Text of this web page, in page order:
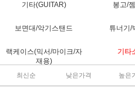
기타(GUITAR) 봉고/
보면대/악기스탠드 튜너기/
랙케이스(믹서/마이크/자
재용)
기타
최신순 낮은가격 높은